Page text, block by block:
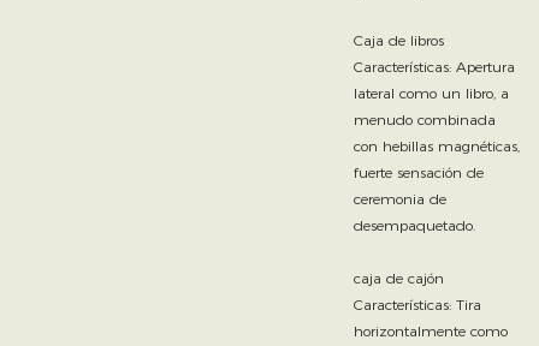
Caja de libros
Características: Apertura
lateral como un libro, a
menudo combinada
con hebillas magnéticas,
fuerte sensación de
ceremonia de
desempaquetado.
caja de cajón
Características: Tira
horizontalmente como